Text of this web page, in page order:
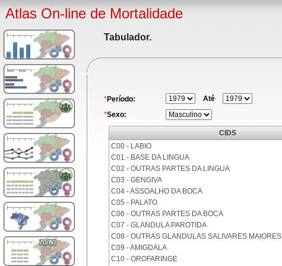
Atlas On-line de Mortalidade
Tabulador.
*Período:
Até
*Sexo:
CIDS
C00 - LABIO
C01 - BASE DA LINGUA
C02 - OUTRAS PARTES DA LINGUA
C03 - GENGIVA
C04 - ASSOALHO DA BOCA
C05 - PALATO
C06 - OUTRAS PARTES DA BOCA
C07 - GLANDULA PAROTIDA
C08 - OUTRAS GLANDULAS SALIVARES MAIORES
C09 - AMIGDALA
C10 - OROFARINGE